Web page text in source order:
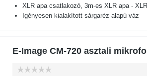
XLR apa csatlakozó, 3m-es XLR apa -
Igényesen kialakított sárgaréz alapú váz
E-Image CM-720 asztali